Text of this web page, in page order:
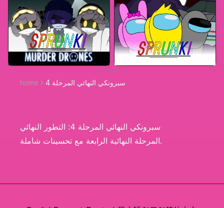
home سبرونكي النهائي المرحلة 4
سبرونكي النهائي المرحلة 4: التطور النهائي
المرحلة النهائية الرابعة مع تحسينات شاملة.